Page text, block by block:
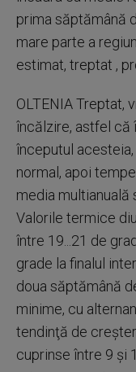
prima săptămână
mare parte a
estimat, treptat ,
OLTENIA Treptat,
încălzire, astfel că
începutul
normal, apoi
media multianuală
Valorile termice
între 19...21 de
grade la finalul
doua săptămână
minime, cu
tendinţă de
cuprinse între 9 şi